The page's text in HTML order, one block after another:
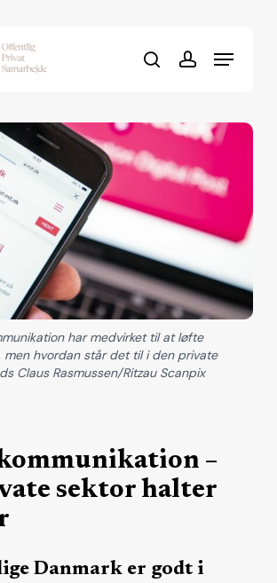
searchaccount
Menu
–
sektor halter
Danmark er godt i
har medvirket til at løfte
hvordan står det til i den private
Claus Rasmussen/Ritzau Scanpix
Close